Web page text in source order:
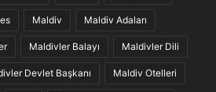
Maldiv Maldiv Adaları
Maldivler Balayı Maldivler Dili
Devlet Başkanı Maldiv Otelleri